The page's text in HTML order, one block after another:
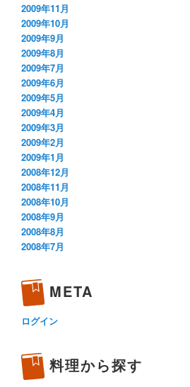
2009年11月
2009年10月
2009年9月
2009年8月
2009年7月
2009年6月
2009年5月
2009年4月
2009年3月
2009年2月
2009年1月
2008年12月
2008年11月
2008年10月
2008年9月
2008年8月
2008年7月
META
ログイン
料理から探す